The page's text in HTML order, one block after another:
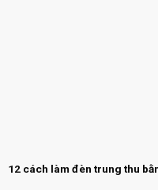
12 cách làm đèn trung thu